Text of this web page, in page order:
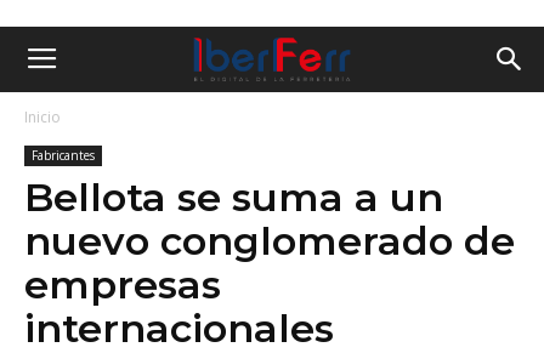
Inicio
Fabricantes
Bellota se suma a un
nuevo conglomerado de
empresas
internacionales